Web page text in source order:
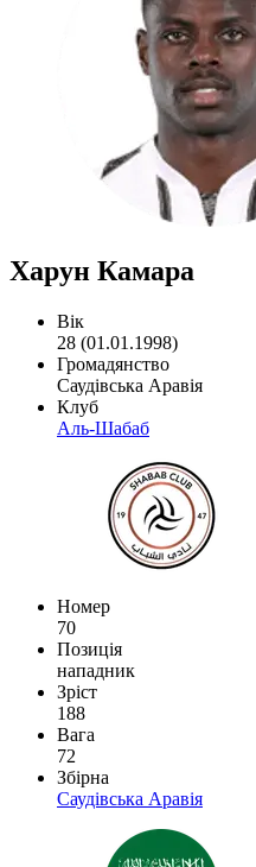
Харун Камара
Вік
28 (01.01.1998)
Громадянство
Саудівська Аравія
Клуб
Аль-Шабаб
Номер
70
Позиція
нападник
Зріст
188
Вага
72
Збірна
Саудівська Аравія